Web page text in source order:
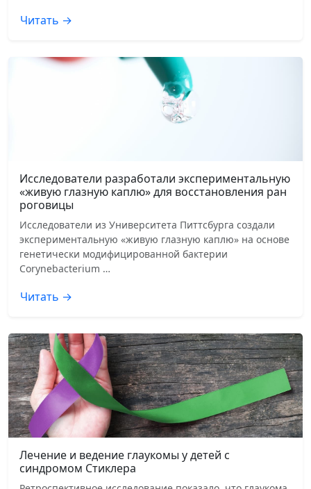
Читать →
Исследователи разработали экспериментальную
«живую глазную каплю» для восстановления ран
роговицы
Исследователи из Университета Питтсбурга создали
экспериментальную «живую глазную каплю» на основе
генетически модифицированной бактерии
Corynebacterium …
Читать →
Лечение и ведение глаукомы у детей с
синдромом Стиклера